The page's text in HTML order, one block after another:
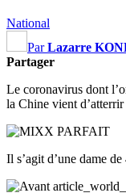
National
ParLazarre
Partager
Le coronavirus dont
la Chine vient
Il s’agit d’une dame